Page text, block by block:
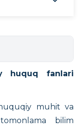
huquq fanlari
muhit va
bilim